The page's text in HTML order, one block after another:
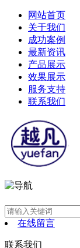
网站首页
关于我们
成功案例
最新资讯
产品展示
效果展示
服务支持
联系我们
在线留言
联系我们